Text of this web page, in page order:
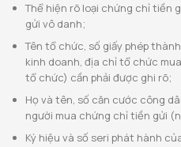
Thể hiện rõ loại chứng chỉ tiền
gửi vô danh;
Tên tổ chức, số giấy phép
kinh doanh, địa chỉ tổ chức
tổ chức) cần phải được ghi rõ;
Họ và tên, số căn cước công
người mua chứng chỉ tiền gửi
Ký hiệu và số seri phát hành